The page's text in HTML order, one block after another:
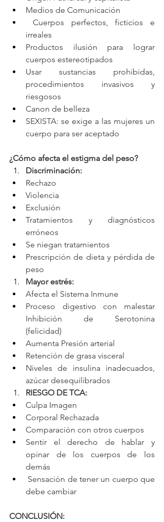
Medios de Comunicación
Cuerpos perfectos, ficticios e
irreales
Productos ilusión para lograr
cuerpos estereotipados
Usar sustancias prohibidas,
procedimientos invasivos y
riesgosos
Canon de belleza
SEXISTA: se exige a las mujeres un
cuerpo para ser aceptado
¿Cómo afecta el estigma del peso?
Discriminación:
Rechazo
Violencia
Exclusión
Tratamientos y diagnósticos
erróneos
Se niegan tratamientos
Prescripción de dieta y pérdida de
peso
Mayor estrés:
Afecta el Sistema Inmune
Proceso digestivo con malestar
Inhibición de Serotonina
(felicidad)
Aumenta Presión arterial
Retención de grasa visceral
Niveles de insulina inadecuados,
azúcar desequilibrados
RIESGO DE TCA:
Culpa Imagen
Corporal Rechazada
Comparación con otros cuerpos
Sentir el derecho de hablar y
opinar de los cuerpos de los
demás
Sensación de tener un cuerpo que
debe cambiar
CONCLUSIÓN: